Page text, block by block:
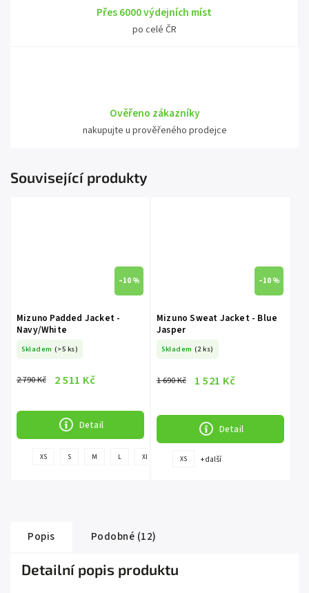
Přes 6000 výdejních míst
po celé ČR
Ověřeno zákazníky
nakupujte u prověřeného prodejce
Související produkty
–10 %
Mizuno Padded Jacket -
Navy/White
Skladem (>5 ks)
2 790 Kč 2 511 Kč
Detail
XS S M L XL 3XL
–10 %
Mizuno Sweat Jacket - Blue
Jasper
Skladem (2 ks)
1 690 Kč 1 521 Kč
Detail
XS + další
Popis Podobné (12)
Detailní popis produktu